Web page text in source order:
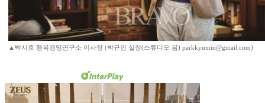
▲박시호 행복경영연구소 이사장 (박규민 실장(스튜디오 봄) parkkyumin@gmail.com)